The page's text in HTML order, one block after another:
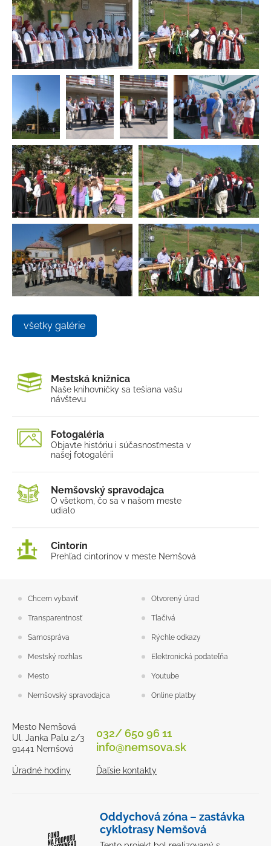
Projekty
Elektronické služby
všetky galérie
Mestská knižnica
Naše knihovníčky sa tešiana vašu
návštevu
Fotogaléria
Objavte históriu i súčasnosťmesta v
našej fotogalérii
Nemšovský spravodajca
O všetkom, čo sa v našom meste
udialo
Cintorín
Prehľad cintorínov v meste Nemšová
Chcem vybaviť Otvorený úrad
Transparentnosť Tlačivá
Samospráva Rýchle odkazy
Mestský rozhlas Elektronická podateľňa
Mesto Youtube
Nemšovský spravodajca Online platby
Mesto Nemšová
Ul. Janka Palu 2/3
91441 Nemšová
Úradné hodiny
032/ 650 96 11
info@nemsova.sk
Ďaľsie kontakty
Oddychová zóna – zastávka
cyklotrasy Nemšová